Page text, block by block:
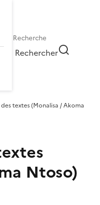
Rechercher
textes (Monalisa / Akoma
Ntoso)